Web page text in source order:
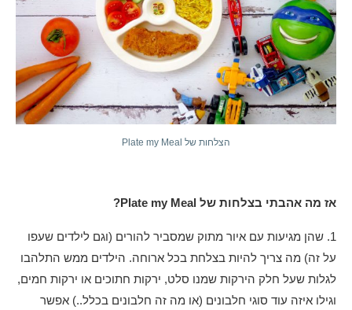
הצלחות של Plate my Meal
אז מה אהבתי בצלחות של Plate my Meal?
1. שהן מגיעות עם איור מתוק שמסביר להורים (וגם לילדים שעפו
על זה) מה צריך להיות בצלחת בכל ארוחה. הילדים ממש התלהבו
לגלות שעל חלק הירקות שמנו סלט, ירקות חתוכים או ירקות חמים,
וגילו איזה עוד סוגי חלבונים (או מה זה חלבונים בכלל..) אפשר